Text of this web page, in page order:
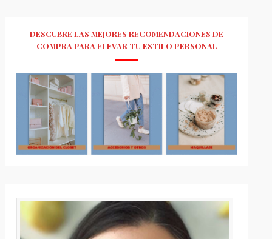
DESCUBRE LAS MEJORES RECOMENDACIONES DE
COMPRA PARA ELEVAR TU ESTILO PERSONAL